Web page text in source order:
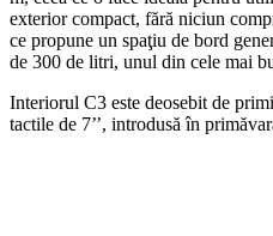
exterior compact, fără niciun
ce propune un spaţiu de bord
de 300 de litri, unul din cele mai
Interiorul C3 este deosebit de
tactile de 7’’, introdusă în